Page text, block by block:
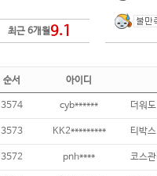
최근 6개월9.1
순서 아이디
3574 cyb****** 더워
3573 KK2*********
3572 pnh****